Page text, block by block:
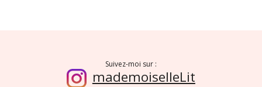
Suivez-moi sur :
mademoiselleLit